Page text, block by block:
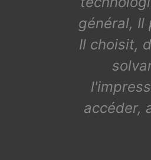
général, Il
Il choisit,
accéder,